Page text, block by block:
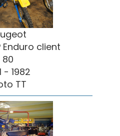
Enduro client
80
- 1982
TT